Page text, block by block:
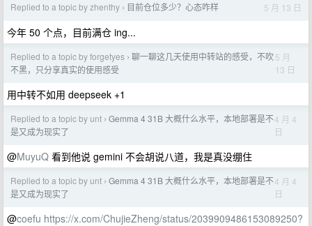
Replied to a topic by zhenthy › 目前仓位多少？心态咋样 5 月 13 日
今年 50 个点，目前满仓 ing...
Replied to a topic by forgetyes › 聊一聊这几天使用中转站的感受，不吹
不黑，只分享真实的使用感受
5 月
13 日
用中转不如用 deepseek +1
Replied to a topic by unt › Gemma 4 31B 大概什么水平，本地部署是不
是又成为现实了
4 月 4
日
@MuyuQ 看到他说 gemini 不会胡说八道，我是真没绷住
Replied to a topic by unt › Gemma 4 31B 大概什么水平，本地部署是不
是又成为现实了
4 月 4
日
@coefu https://x.com/ChujieZheng/status/2039909486153089250?